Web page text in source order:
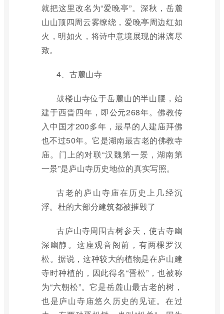
就把这里改名为“爱晚亭”。深秋，岳麓
山山顶四周云雾缭绕，爱晚亭周边红如
火，明如火，将诗中意境展现的淋漓尽
致。
4、古麓山寺
鼓楼山寺位于岳麓山的半山腰，始
建于西晋四年，即公元268年。佛教传
入中国才200多年，最早的人建庙拜佛
也不过50年。它是湖南最古老的佛教寺
庙。门上的对联“汉魏第一景，湖南第
一景”是庐山寺历史地位的真实写照。
古老的庐山寺庙在历史上几经沉
浮。杜的大部分建筑都被摧毁了
古庐山寺周围古树参天，使古寺幽
深幽静。这座观音阁前，有两棵罗汉
松。据说，这种较大的植物是在庐山建
寺时种植的，因此得名“晋松”，也被称
为“六朝松”。它是岳麓山最古老的树，
也是庐山寺庙悠久历史的见证。在过